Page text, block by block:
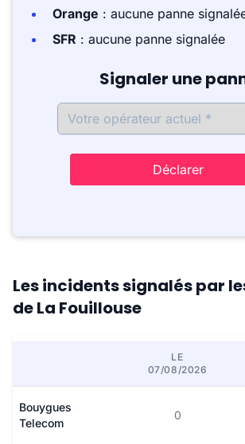
Orange : aucune panne
SFR : aucune panne signalée
Signaler une
Déclarer
Les incidents signalés par
de La Fouillouse
LE
07/08/2026
Bouygues
Telecom
0